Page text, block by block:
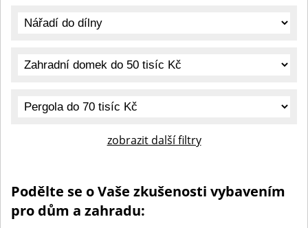
zobrazit další filtry
Podělte se o Vaše zkušenosti vybavením
pro dům a zahradu: